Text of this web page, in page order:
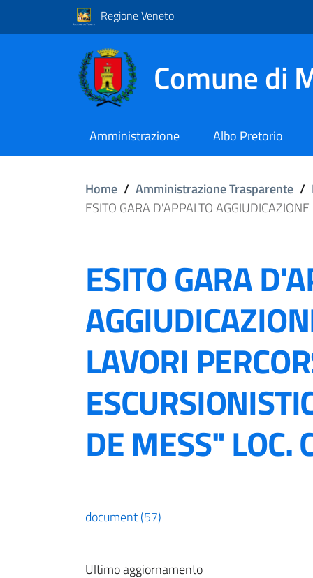
Regione Veneto
Comune di
Amministrazione Albo Pretorio
Home / Amministrazione Trasparente /
ESITO GARA D'APPALTO
ESITO GARA
LAVORI
DE MESS" LOC.
document (57)
Ultimo aggiornamento